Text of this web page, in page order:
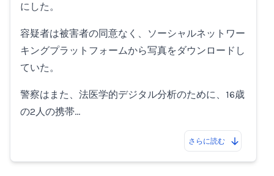
にした。
容疑者は被害者の同意なく、ソーシャルネットワー
キングプラットフォームから写真をダウンロードし
ていた。
警察はまた、法医学的デジタル分析のために、16歳
の2人の携帯…
さらに読む